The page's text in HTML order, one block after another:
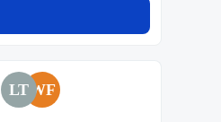
LT WF